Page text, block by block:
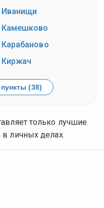
Иванищи
Камешково
Карабаново
Киржач
(38)
только лучшие
в личных делах.